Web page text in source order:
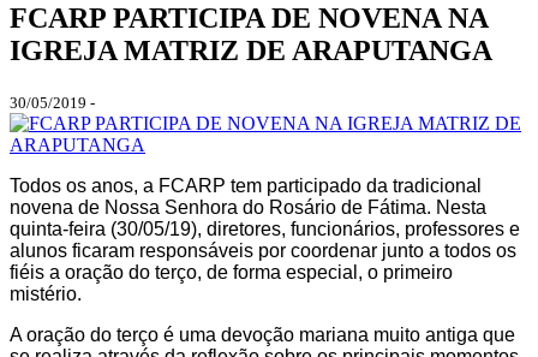
FCARP PARTICIPA DE NOVENA NA
IGREJA MATRIZ DE ARAPUTANGA
30/05/2019 -
Todos os anos, a FCARP tem participado da tradicional
novena de Nossa Senhora do Rosário de Fátima. Nesta
quinta-feira (30/05/19), diretores, funcionários, professores e
alunos ficaram responsáveis por coordenar junto a todos os
fiéis a oração do terço, de forma especial, o primeiro
mistério.
A oração do terço é uma devoção mariana muito antiga que